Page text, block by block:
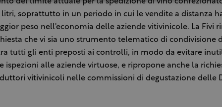
litri, soprattutto in un periodo in cui le vendite a distanza
peso nell'economia delle aziende vitivinicole. La Fivi
che vi sia uno strumento telematico di condivisione
tutti gli enti preposti ai controlli, in modo da evitare
ispezioni alle aziende virtuose, e ripropone anche la
vitivinicoli nelle commissioni di degustazione delle